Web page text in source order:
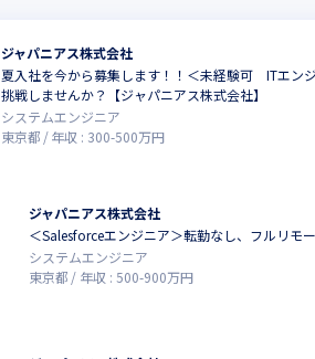
ジャパニアス株式会社
夏入社を今から募集します！！＜未経験可 ITエン
挑戦しませんか？【ジャパニアス株式会社】
システムエンジニア
東京都
年収 : 300-500万円
ジャパニアス株式会社
＜Salesforceエンジニア＞転勤なし、フルリモ
システムエンジニア
東京都
年収 : 500-900万円